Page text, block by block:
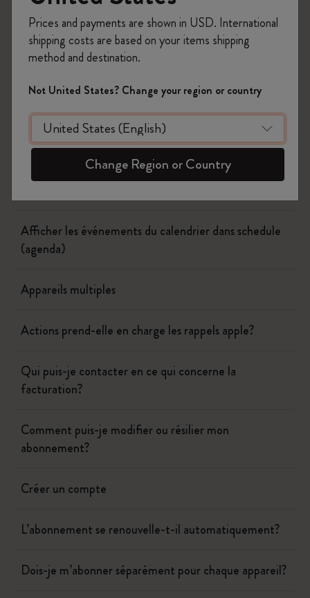
Flow
Page camera
Timepage
Actions
Afficher les événements du calendrier dans schedule
(agenda)
Appareils multiples
Actions prend-elle en charge les rappels apple?
Qui puis-je contacter en ce qui concerne la
facturation?
Comment puis-je modifier ou résilier mon
abonnement?
Créer un compte
L’abonnement se renouvelle-t-il automatiquement?
Dois-je m’abonner séparément pour chaque appareil?
Prices and payments are shown in USD. International
shipping costs are based on your items shipping
method and destination.
Not United States? Change your region or country
Change Region or Country